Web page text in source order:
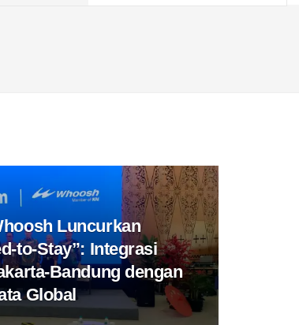
Luncurkan
to-Stay”: Integrasi
Bandung dengan
Global